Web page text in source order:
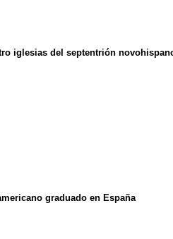
iglesias del septentrión
graduado en España